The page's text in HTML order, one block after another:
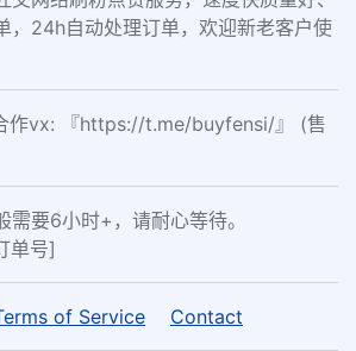
，24h自动处理订单，欢迎新老客户使
作vx: 『https://t.me/buyfensi/』 (售
需要6小时+，请耐心等待。
单号]
of Service Contact